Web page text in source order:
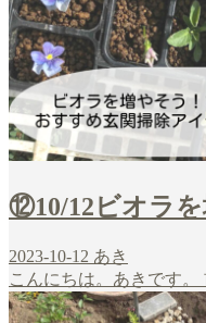
⑫10/12ビオラを
2023-10-12 あき
こんにちは。あきです。